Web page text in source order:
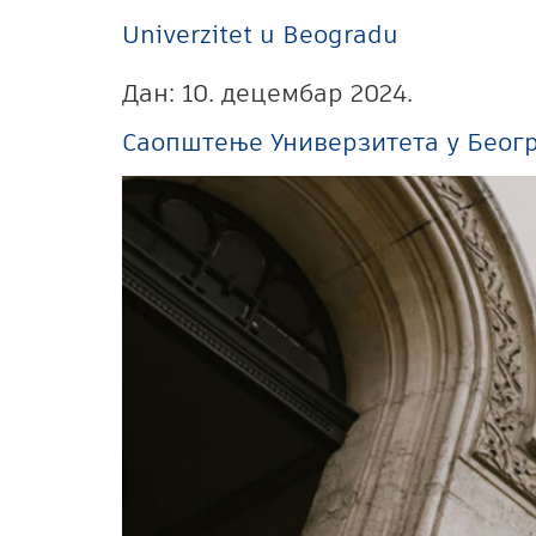
Univerzitet u Beogradu
Дан: 10. децембар 2024.
Саопштење Универзитета у